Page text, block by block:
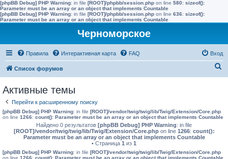
[phpBB Debug] PHP Warning: in file [ROOT]/phpbb/session.php on line 580: sizeof():
Parameter must be an array or an object that implements Countable
[phpBB Debug] PHP Warning: in file [ROOT]/phpbb/session.php on line 636: sizeof():
Parameter must be an array or an object that implements Countable
Черноморское
Правила Интерактивная карта FAQ Вход
Список форумов
к
Активные темы
Перейти к расширенному поиску
[phpBB Debug] PHP Warning: in file [ROOT]/vendor/twig/twig/lib/Twig/Extension/Core.php
on line 1266: count(): Parameter must be an array or an object that implements Countable
Найдено 0 результатов [phpBB Debug] PHP Warning: in file
[ROOT]/vendor/twig/twig/lib/Twig/Extension/Core.phpon line 1266: count():
Parameter must be an array or an object that implements Countable
• Страница 1 из 1
[phpBB Debug] PHP Warning: in file [ROOT]/vendor/twig/twig/lib/Twig/Extension/Core.php
on line 1266: count(): Parameter must be an array or an object that implements Countable